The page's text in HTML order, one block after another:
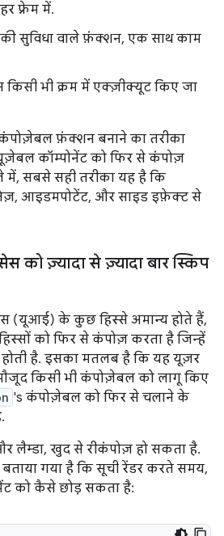
फ़्रेम में.
सुविधा वाले फ़ंक्शन, एक साथ काम
भी क्रम में एक्ज़ीक्यूट किए जा
फ़ंक्शन बनाने का तरीका
कॉम्पोनेंट को फिर से कंपोज़
में, सबसे सही तरीका यह है कि
आइडमपोटेंट, और साइड इफ़ेक्ट से
को ज़्यादा से ज़्यादा बार स्किप
के कुछ हिस्से अमान्य होते हैं,
को फिर से कंपोज़ करता है जिन्हें
है. इसका मतलब है कि यह यूज़र
किसी भी कंपोज़ेबल को लागू किए
's कंपोज़ेबल को फिर से चलाने के
खुद से रीकंपोज़ हो सकता है.
गया है कि सूची रेंडर करते समय,
को कैसे छोड़ सकता है: